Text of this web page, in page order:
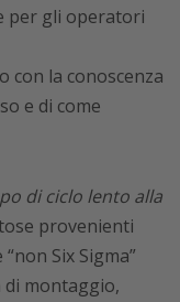
per gli operatori
con la conoscenza
e di come
di ciclo lento alla
provenienti
Six Sigma”
montaggio,